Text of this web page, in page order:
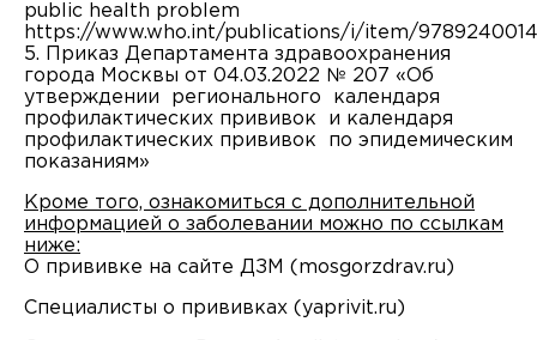
public health problem
https://www.who.int/publications/i/item/
5. Приказ Департамента здравоохранения
города Москвы от 04.03.2022 № 207 «Об
утверждении регионального календаря
профилактических прививок и календаря
профилактических прививок по эпидемическим
показаниям»
Кроме того, ознакомиться с дополнительной
информацией о заболевании можно по ссылкам
ниже:
О прививке на сайте ДЗМ (mosgorzdrav.ru)
Специалисты о прививках (yaprivit.ru)